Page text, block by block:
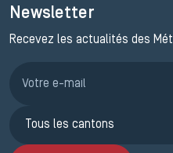
Newsletter
Recevez les actualités des